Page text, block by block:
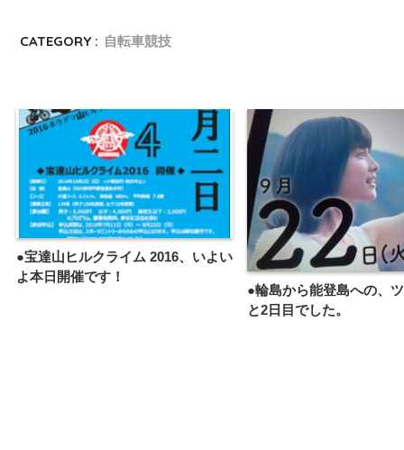
CATEGORY : 自転車競技
●宝達山ヒルクライム 2016、いよい
よ本日開催です！
●輪島から能登島への、
と2日目でした。